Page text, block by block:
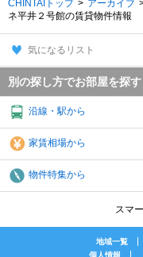
CHINTAIトップ アーカイブ
ネ平井２号館の賃貸物件情報
気になるリスト
別の探し方でお部屋を探す
沿線・駅から
家賃相場から
物件特集から
スマ
地域一覧
個人情報